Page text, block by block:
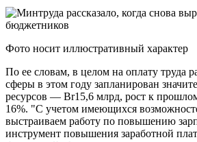
Фото носит иллюстративный характер
По ее словам, в целом на оплату труда
сферы в этом году запланирован
ресурсов — Br15,6 млрд, рост к
16%. "С учетом имеющихся
выстраиваем работу по повышению
инструмент повышения заработной